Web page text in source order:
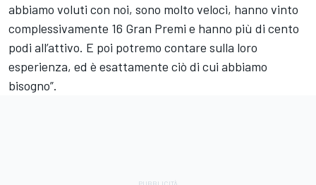
abbiamo voluti con noi, sono molto veloci, hanno vinto
complessivamente 16 Gran Premi e hanno più di cento
podi all’attivo. E poi potremo contare sulla loro
esperienza, ed è esattamente ciò di cui abbiamo
bisogno”.